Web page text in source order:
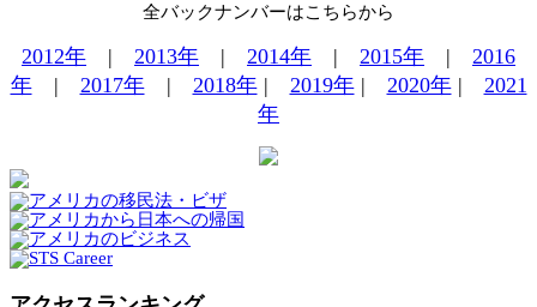
全バックナンバーはこちらから
2012年 | 2013年 | 2014年 | 2015年 | 2016
年| 2017年| 2018年| 2019年| 2020年| 2021
年